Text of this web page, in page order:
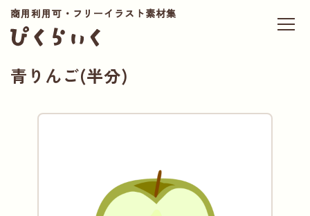
商用利用可・フリーイラスト素材集
青りんご(半分)